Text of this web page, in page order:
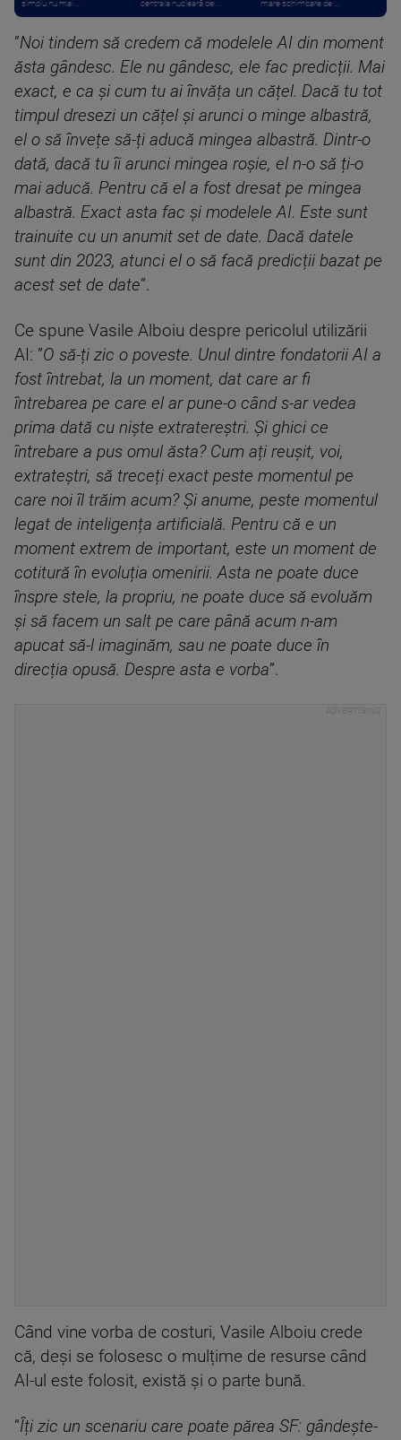
simplu nu mai ... centrala nucleară de ... mare schimbare de ...
”Noi tindem să credem că modelele AI din moment
ăsta gândesc. Ele nu gândesc, ele fac predicții. Mai
exact, e ca și cum tu ai învăța un cățel. Dacă tu tot
timpul dresezi un cățel și arunci o minge albastră,
el o să învețe să-ți aducă mingea albastră. Dintr-o
dată, dacă tu îi arunci mingea roșie, el n-o să ți-o
mai aducă. Pentru că el a fost dresat pe mingea
albastră. Exact asta fac și modelele AI. Este sunt
trainuite cu un anumit set de date. Dacă datele
sunt din 2023, atunci el o să facă predicții bazat pe
acest set de date”.
Ce spune Vasile Alboiu despre pericolul utilizării
AI: ”O să-ți zic o poveste. Unul dintre fondatorii AI a
fost întrebat, la un moment, dat care ar fi
întrebarea pe care el ar pune-o când s-ar vedea
prima dată cu niște extratereștri. Și ghici ce
întrebare a pus omul ăsta? Cum ați reușit, voi,
extrateștri, să treceți exact peste momentul pe
care noi îl trăim acum? Și anume, peste momentul
legat de inteligența artificială. Pentru că e un
moment extrem de important, este un moment de
cotitură în evoluția omenirii. Asta ne poate duce
înspre stele, la propriu, ne poate duce să evoluăm
și să facem un salt pe care până acum n-am
apucat să-l imaginăm, sau ne poate duce în
direcția opusă. Despre asta e vorba”.
Când vine vorba de costuri, Vasile Alboiu crede
că, deși se folosesc o mulțime de resurse când
AI-ul este folosit, există și o parte bună.
”Îți zic un scenariu care poate părea SF: gândește-